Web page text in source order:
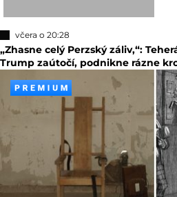
včera o 20:28
„Zhasne celý Perzský záliv,“:
Trump zaútočí, podnikne rázne